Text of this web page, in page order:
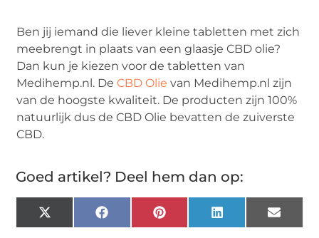
Ben jij iemand die liever kleine tabletten met zich
meebrengt in plaats van een glaasje CBD olie?
Dan kun je kiezen voor de tabletten van
Medihemp.nl. DeCBD Olievan Medihemp.nl zijn
van de hoogste kwaliteit. De producten zijn 100%
natuurlijk dus de CBD Olie bevatten de zuiverste
CBD.
Goed artikel? Deel hem dan op:
X
(Twitter)
FacebookPinterest LinkedIn Email